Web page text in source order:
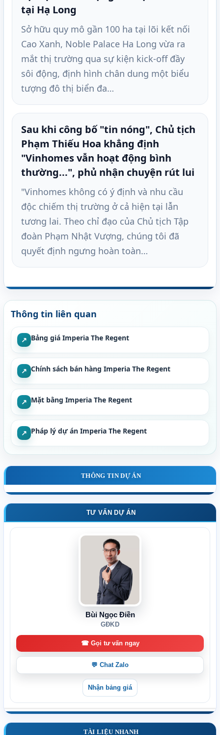
tại Hạ Long
Sở hữu quy mô gần 100 ha tại lõi kết nối
Cao Xanh, Noble Palace Ha Long vừa ra
mắt thị trường qua sự kiện kick-off đầy
sôi động, định hình chân dung một biểu
tượng đô thị biển đa…
Sau khi công bố "tin nóng", Chủ tịch
Phạm Thiếu Hoa khẳng định
"Vinhomes vẫn hoạt động bình
thường...", phủ nhận chuyện rút lui
"Vinhomes không có ý định và nhu cầu
độc chiếm thị trường ở cả hiện tại lẫn
tương lai. Theo chỉ đạo của Chủ tịch Tập
đoàn Phạm Nhật Vượng, chúng tôi đã
quyết định ngưng hoàn toàn…
Thông tin liên quan
↗ Bảng giá Imperia The Regent
↗ Chính sách bán hàng Imperia The Regent
↗ Mặt bằng Imperia The Regent
↗ Pháp lý dự án Imperia The Regent
THÔNG TIN DỰ ÁN
TƯ VẤN DỰ ÁN
Bùi Ngọc Điền
GĐKD
☎ Gọi tư vấn ngay
💬 Chat Zalo
Nhận bảng giá
TÀI LIỆU NHANH